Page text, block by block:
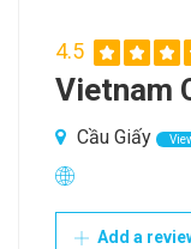
4.5
Vietnam
Cầu Giấy
Add a